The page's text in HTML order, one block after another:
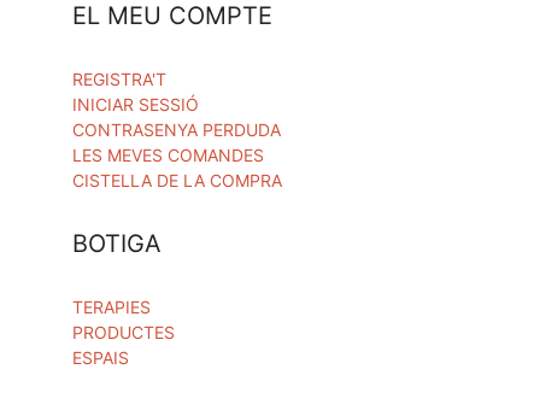
EL MEU COMPTE
REGISTRA'T
INICIAR SESSIÓ
CONTRASENYA PERDUDA
LES MEVES COMANDES
CISTELLA DE LA COMPRA
BOTIGA
TERAPIES
PRODUCTES
ESPAIS